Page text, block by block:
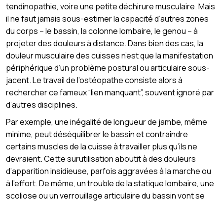
tendinopathie, voire une petite déchirure musculaire. Mais
il ne faut jamais sous-estimer la capacité d’autres zones
du corps – le bassin, la colonne lombaire, le genou – à
projeter des douleurs à distance. Dans bien des cas, la
douleur musculaire des cuisses n’est que la manifestation
périphérique d’un problème postural ou articulaire sous-
jacent. Le travail de l’ostéopathe consiste alors à
rechercher ce fameux “lien manquant”, souvent ignoré par
d’autres disciplines.
Par exemple, une inégalité de longueur de jambe, même
minime, peut déséquilibrer le bassin et contraindre
certains muscles de la cuisse à travailler plus qu’ils ne
devraient. Cette surutilisation aboutit à des douleurs
d’apparition insidieuse, parfois aggravées à la marche ou
à l’effort. De même, un trouble de la statique lombaire, une
scoliose ou un verrouillage articulaire du bassin vont se